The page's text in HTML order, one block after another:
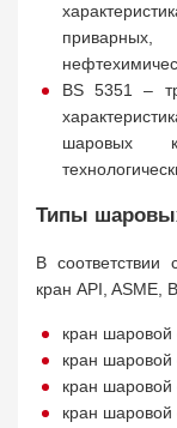
BS 5351 –
шаровых
Типы
В соответствии
кран API, ASME,
кран
кран шаровой
кран
кран